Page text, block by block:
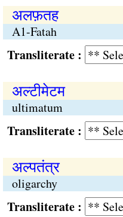
अलफ़तह
A1-Fatah
:
अल्टीमेटम
ultimatum
:
अल्पतंत्र
oligarchy
: